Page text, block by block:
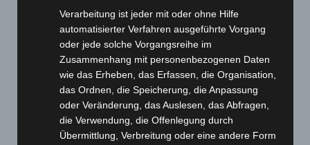
Webseite
Cashback-Aktion
Händler werden
Verarbeitung ist jeder mit oder ohne Hilfe
automatisierter Verfahren ausgeführte Vorgang
oder jede solche Vorgangsreihe im
Zusammenhang mit personenbezogenen Daten
wie das Erheben, das Erfassen, die Organisation,
das Ordnen, die Speicherung, die Anpassung
oder Veränderung, das Auslesen, das Abfragen,
die Verwendung, die Offenlegung durch
Übermittlung, Verbreitung oder eine andere Form